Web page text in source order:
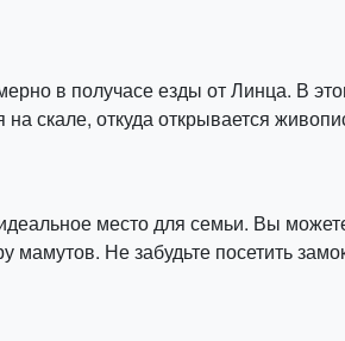
в получасе езды от Линца. В
скале, откуда открывается
место для семьи. Вы
мамутов. Не забудьте посетить